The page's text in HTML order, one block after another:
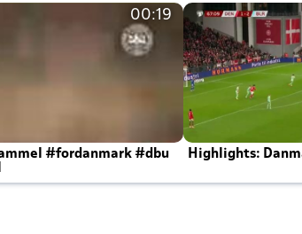
00:19
#fordanmark #dbu
Highlights: